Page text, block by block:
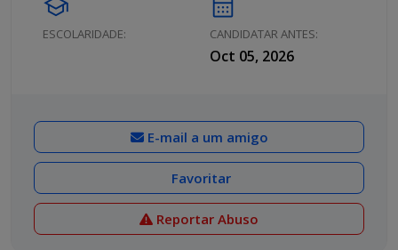
ESCOLARIDADE: CANDIDATAR ANTES:
Oct 05, 2026
E-mail a um amigo
Favoritar
Reportar Abuso